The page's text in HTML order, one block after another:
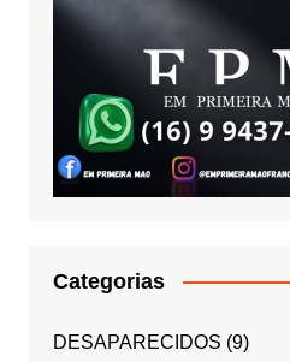
Categorias
DESAPARECIDOS (9)